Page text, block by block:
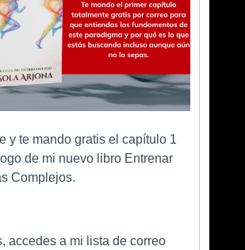
y te mando gratis el capítulo 1
de mi nuevo libro Entrenar
Complejos.
accedes a mi lista de correo